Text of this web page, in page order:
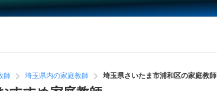
師 埼玉県内の家庭教師 埼玉県さいたま市浦和区の家庭教師